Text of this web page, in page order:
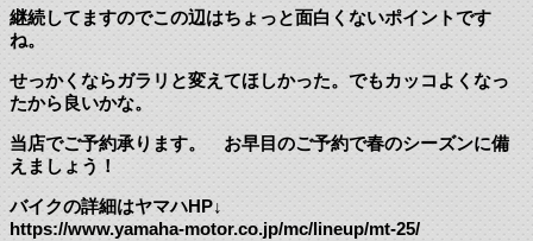
継続してますのでこの辺はちょっと面白くないポイントです
ね。
せっかくならガラリと変えてほしかった。でもカッコよくなっ
たから良いかな。
当店でご予約承ります。 お早目のご予約で春のシーズンに備
えましょう！
バイクの詳細はヤマハHP↓
https://www.yamaha-motor.co.jp/mc/lineup/mt-25/